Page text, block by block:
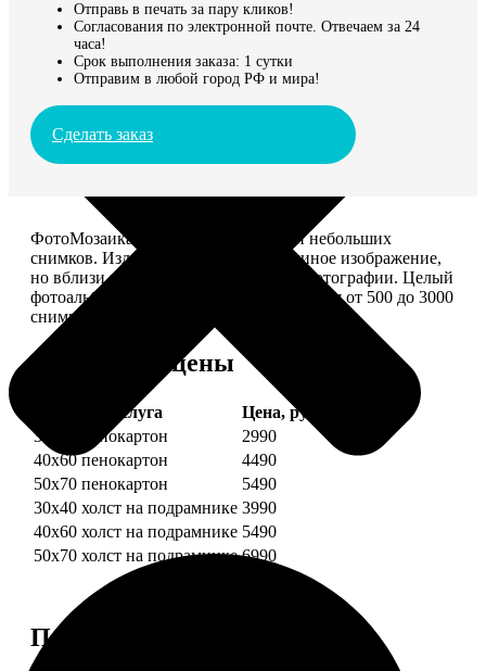
Отправь в печать за пару кликов!
Согласования по электронной почте. Отвечаем за 24
часа!
Срок выполнения заказа: 1 сутки
Отправим в любой город РФ и мира!
Сделать заказ
ФотоМозаика – это картина из сотен небольших
снимков. Издалека смотрится как единое изображение,
но вблизи видно, что это отдельные фотографии. Целый
фотоальбом в одной картине: помещается от 500 до 3000
снимков.
Форматы и цены
Услуга
Цена, руб.
30х40 пенокартон
2990
40х60 пенокартон
4490
50х70 пенокартон
5490
30х40 холст на подрамнике 3990
40х60 холст на подрамнике 5490
50х70 холст на подрамнике 6990
Примеры работ